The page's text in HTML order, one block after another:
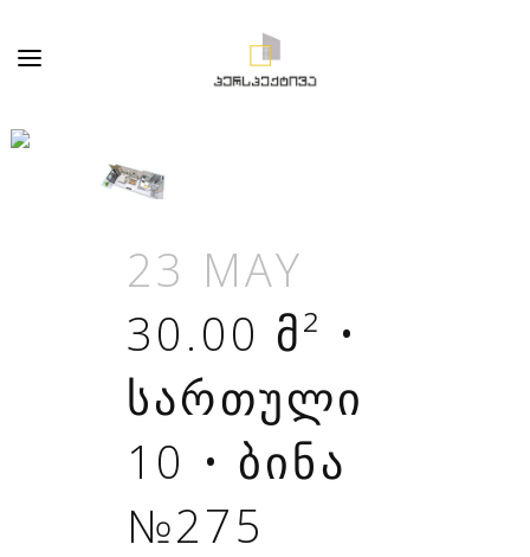
23 MAY
30.00 Მ² •
ᲡᲐᲠᲗᲣᲚᲘ
10 • ᲑᲘᲜᲐ
№275